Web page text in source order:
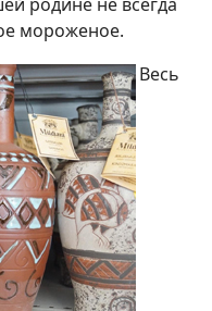
мороженое.
Весь